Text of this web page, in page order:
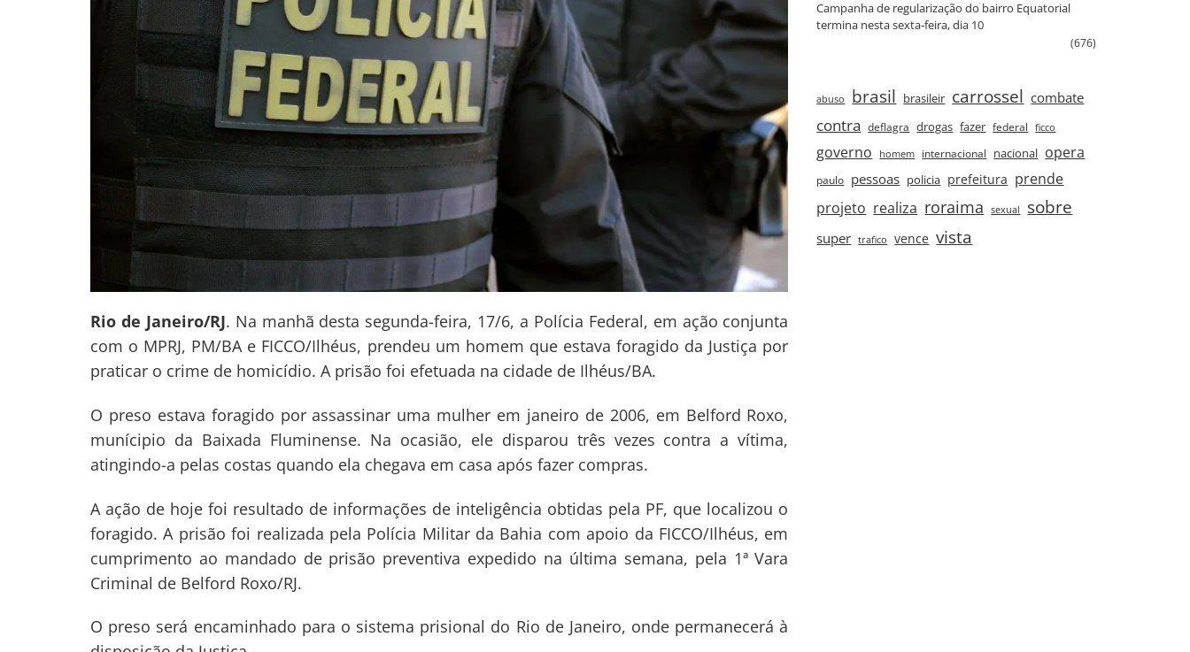
Rio de Janeiro/RJ. Na manhã desta segunda-feira, 17/6, a Polícia Federal, em ação conjunta
com o MPRJ, PM/BA e FICCO/Ilhéus, prendeu um homem que estava foragido da Justiça por
praticar o crime de homicídio. A prisão foi efetuada na cidade de Ilhéus/BA.
O preso estava foragido por assassinar uma mulher em janeiro de 2006, em Belford Roxo,
munícipio da Baixada Fluminense. Na ocasião, ele disparou três vezes contra a vítima,
atingindo-a pelas costas quando ela chegava em casa após fazer compras.
A ação de hoje foi resultado de informações de inteligência obtidas pela PF, que localizou o
foragido. A prisão foi realizada pela Polícia Militar da Bahia com apoio da FICCO/Ilhéus, em
cumprimento ao mandado de prisão preventiva expedido na última semana, pela 1ª Vara
Criminal de Belford Roxo/RJ.
O preso será encaminhado para o sistema prisional do Rio de Janeiro, onde permanecerá à
Navegação
Campanha de regularização do bairro Equatorial
termina nesta sexta‑feira, dia 10
(676)
abuso brasil brasileir carrossel combate
contra deflagra drogas fazer federal ficco
governo homem internacional nacional opera
paulo pessoas policia prefeitura prende
projeto realiza roraima sexual sobre
super trafico vence vista